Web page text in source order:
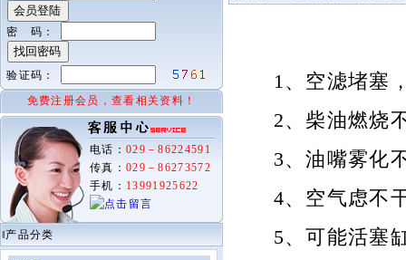
密 码：
验证码：
免费注册会员，查看相关资料！
电话： 029－86224591
传真： 029－86273572
手机： 13991925622
‖产品分类
1、空滤堵塞，
2、柴油燃烧
3、油嘴雾化
4、空气虑不
5、可能活塞缸